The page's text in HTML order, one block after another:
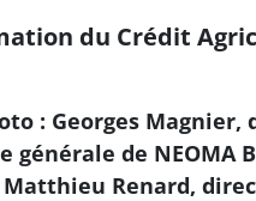
du Crédit
: Georges
de NEOMA
Renard,